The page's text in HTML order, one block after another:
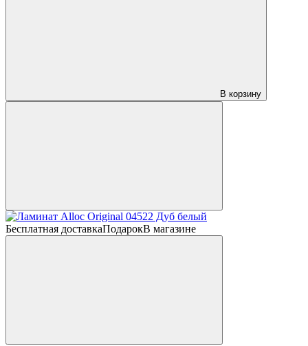
В корзину
Бесплатная доставкаПодарокВ магазине